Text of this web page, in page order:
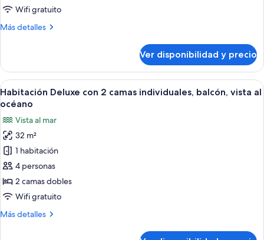
1
King
vista
al
océano
Wifi gratuito
Más detalles
Más
doble
Deluxe,
1
cama
size,
balcón,
vista
al
océano
Ver disponibilidad y precio
Ver
todas
fotos
de
Habitación
Deluxe
con
2
individuales,
Habitación de hotel con dos camas,
5
Habitación Deluxe con 2 camas individuales, balcón, vista al
océano
Vista al mar
32 m²
1 habitación
4 personas
2 camas dobles
Wifi gratuito
Más detalles
Más